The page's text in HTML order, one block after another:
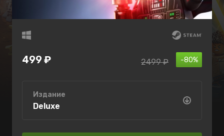
499 ₽ -80%
2499 ₽
Издание
Deluxe